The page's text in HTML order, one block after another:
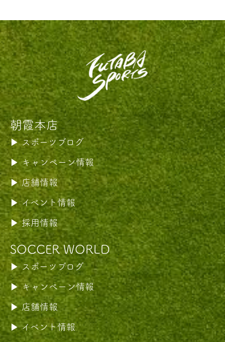
朝霞本店
スポーツブログ
キャンペーン情報
店舗情報
イベント情報
採用情報
SOCCER WORLD
スポーツブログ
キャンペーン情報
店舗情報
イベント情報